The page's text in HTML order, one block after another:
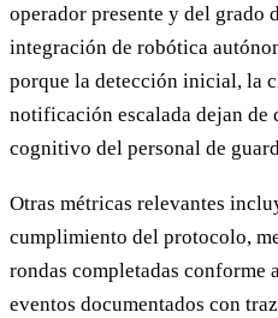
operador presente y del
integración de robótica
porque la detección inicial, la
notificación escalada dejan de
cognitivo del personal de
Otras métricas relevantes
cumplimiento del protocolo,
rondas completadas conforme
eventos documentados con